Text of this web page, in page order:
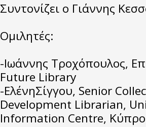
Συντονίζει ο Γιάννης
Ομιλητές:
-Ιωάννης Τροχόπουλος,
Future Library
-ΕλένηΣίγγου, Senior
Development Librarian,
Information Centre,